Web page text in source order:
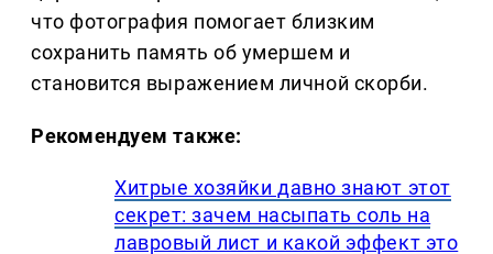
что фотография помогает близким
сохранить память об умершем и
становится выражением личной скорби.
Рекомендуем также:
Хитрые хозяйки давно знают этот
секрет: зачем насыпать соль на
лавровый лист и какой эффект это